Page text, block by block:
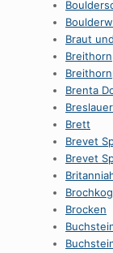
Braut
Breithorn
Brenta
Brett
Brevet
Brevet
Brocken